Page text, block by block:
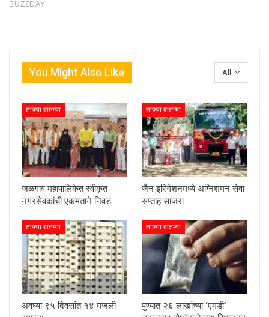
All
You Might Also Like
ताज्या बातम्या
जळगाव महापालिकेत स्वीकृत
नगरसेवकांची एकमताने निवड
ताज्या बातम्या
जैन इरिगेशनमध्ये अग्निशमन सेवा
सप्ताह साजरा
ताज्या बातम्या
अवघ्या ९५ दिवसांत १४ मजली
ताज्या बातम्या
पुण्यात २६ लाखांच्या ‘एमडी’